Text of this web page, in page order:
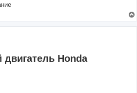
Honda